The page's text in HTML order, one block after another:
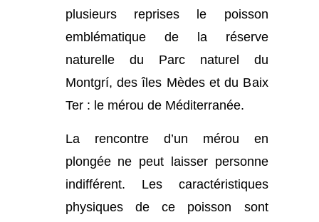
plusieurs reprises le poisson
emblématique de la réserve
naturelle du Parc naturel du
Montgrí, des îles Mèdes et du Baix
Ter : le mérou de Méditerranée.
La rencontre d’un mérou en
plongée ne peut laisser personne
indifférent. Les caractéristiques
physiques de ce poisson sont